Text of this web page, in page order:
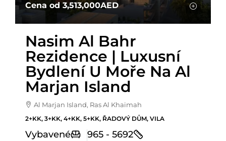
Cena od 3,513,000AED
Nasim Al Bahr
Rezidence | Luxusní
Bydlení U Moře Na Al
Marjan Island
Al Marjan Island, Ras Al Khaimah
2+KK, 3+KK, 4+KK, 5+KK, ŘADOVÝ DŮM, VILA
Vybavené 965 - 5692